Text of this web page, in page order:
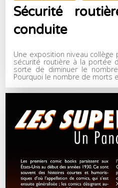
Sécurité
conduite
Une exposition niveau collège
sécurité routière à la portée
sorte de diminuer le
Pourquoi le nombre de morts